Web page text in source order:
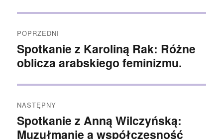
wpisu
POPRZEDNI
Poprzedni
wpis:
Spotkanie z Karoliną Rak: Różne
oblicza arabskiego feminizmu.
NASTĘPNY
Następny
wpis:
Spotkanie z Anną Wilczyńską:
Muzułmanie a współczesność